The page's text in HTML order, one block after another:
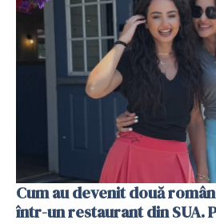
Cum au devenit două
într-un restaurant din SUA.